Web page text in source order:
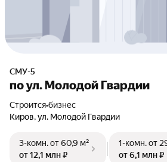
СМУ-5
по ул. Молодой Гвардии
Строится•бизнес
Киров, ул. Молодой Гвардии
3-комн.от 60,9 м²
от 12,1 млн ₽
1-комн.от
от 6,1 млн ₽